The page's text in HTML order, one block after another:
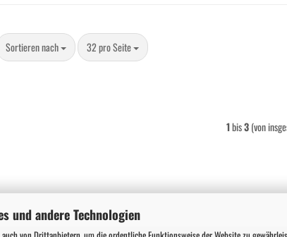
und andere Technologien
Sortieren nach
Sortieren nach 32 pro Seite
pro Seite
1bis3(von